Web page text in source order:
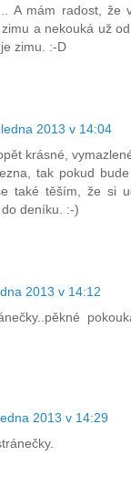
A mám radost, že
a nekouká už
zimu. :-D
2013 v 14:04
krásné,
tak pokud
také těším, že si
deníku. :-)
2013 v 14:12
2013 v 14:29